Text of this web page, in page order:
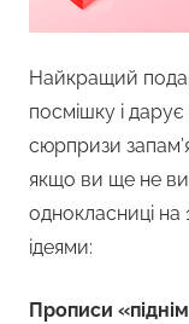
Найкращий
посмішку і дарує
сюрпризи
якщо ви ще не
однокласниці
ідеями:
Прописи